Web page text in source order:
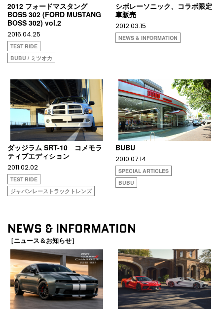
2012 フォードマスタング
BOSS 302 (FORD MUSTANG
BOSS 302) vol.2
2016.04.25
TEST RIDE
BUBU / ミツオカ
シボレーソニック、コラボ限定
車販売
2012.03.15
NEWS & INFORMATION
ダッジラム SRT-10 コメモラ
ティブエディション
2011.02.02
TEST RIDE
ジャパンレーストラックトレンズ
BUBU
2010.07.14
SPECIAL ARTICLES
BUBU
NEWS & INFORMATION
［ニュース＆お知らせ］